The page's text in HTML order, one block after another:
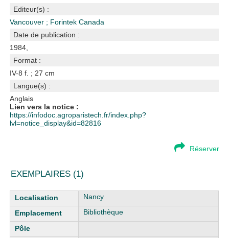
Editeur(s) :
Vancouver ; Forintek Canada
Date de publication :
1984,
Format :
IV-8 f. ; 27 cm
Langue(s) :
Anglais
Lien vers la notice :
https://infodoc.agroparistech.fr/index.php?
lvl=notice_display&id=82816
Réserver
EXEMPLAIRES (1)
Liste des exemplaires
Nancy
Bibliothèque